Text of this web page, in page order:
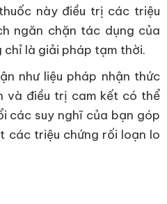
này điều trị các triệu
ngăn chặn tác dụng của
chỉ là giải pháp tạm thời.
như liệu pháp nhận thức
và điều trị cam kết có thể
các suy nghĩ của bạn góp
các triệu chứng rối loạn lo